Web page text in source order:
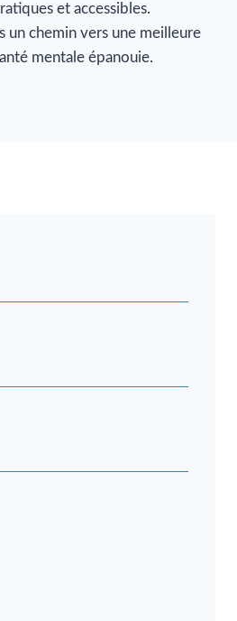
et accessibles.
un chemin vers une meilleure
mentale épanouie.